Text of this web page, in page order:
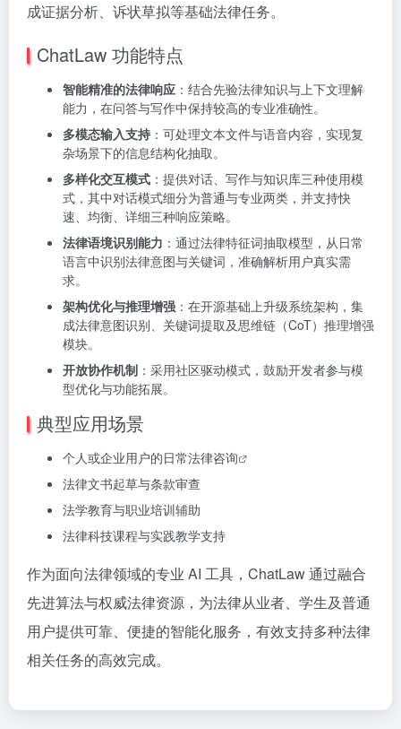
成证据分析、诉状草拟等基础法律任务。
ChatLaw 功能特点
智能精准的法律响应 ：结合先验法律知识与上下文理解
能力，在问答与写作中保持较高的专业准确性。
多模态输入支持 ：可处理文本文件与语音内容，实现复
杂场景下的信息结构化抽取。
多样化交互模式 ：提供对话、写作与知识库三种使用模
式，其中对话模式细分为普通与专业两类，并支持快
速、均衡、详细三种响应策略。
法律语境识别能力 ：通过法律特征词抽取模型，从日常
语言中识别法律意图与关键词，准确解析用户真实需
求。
架构优化与推理增强 ：在开源基础上升级系统架构，集
成法律意图识别、关键词提取及思维链（CoT）推理增强
模块。
开放协作机制 ：采用社区驱动模式，鼓励开发者参与模
型优化与功能拓展。
典型应用场景
个人或企业用户的日常法律咨询
法律文书起草与条款审查
法学教育与职业培训辅助
法律科技课程与实践教学支持
作为面向法律领域的专业 AI 工具，ChatLaw 通过融合
先进算法与权威法律资源，为法律从业者、学生及普通
用户提供可靠、便捷的智能化服务，有效支持多种法律
相关任务的高效完成。